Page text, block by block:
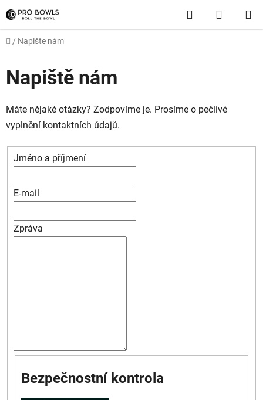
na
obsah
Hledat
KOŠÍK
Domů
/ Napište nám
Napiště nám
Máte nějaké otázky? Zodpovíme je. Prosíme o pečlivé
vyplnění kontaktních údajů.
Jméno a příjmení
E-mail
Zpráva
Bezpečnostní kontrola